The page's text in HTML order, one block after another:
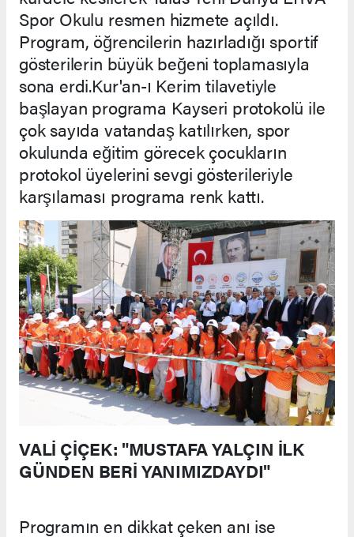
Spor Okulu resmen hizmete açıldı.
Program, öğrencilerin hazırladığı sportif
gösterilerin büyük beğeni toplamasıyla
sona erdi.Kur'an-ı Kerim tilavetiyle
başlayan programa Kayseri protokolü ile
çok sayıda vatandaş katılırken, spor
okulunda eğitim görecek çocukların
protokol üyelerini sevgi gösterileriyle
karşılaması programa renk kattı.
VALİ ÇİÇEK: "MUSTAFA YALÇIN İLK
GÜNDEN BERİ YANIMIZDAYDI"
Programın en dikkat çeken anı ise